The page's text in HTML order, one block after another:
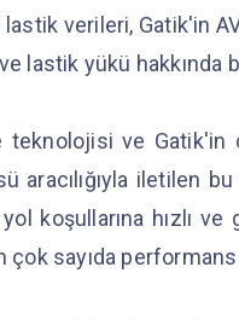
lastik verileri, Gatik'in
lastik yükü hakkında
teknolojisi ve
aracılığıyla iletilen
koşullarına hızlı
çok sayıda